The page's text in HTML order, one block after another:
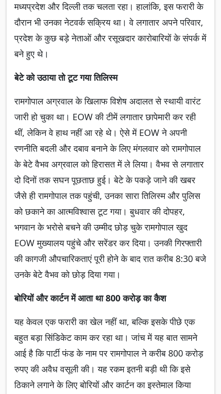
मध्यप्रदेश और दिल्ली तक चलता रहा। हालांकि, इस फरारी के
दौरान भी उनका नेटवर्क सक्रिय था। वे लगातार अपने परिवार,
प्रदेश के कुछ बड़े नेताओं और रसूखदार कारोबारियों के संपर्क में
बने हुए थे।
बेटे को उठाया तो टूट गया तिलिस्म
रामगोपाल अग्रवाल के खिलाफ विशेष अदालत से स्थायी वारंट
जारी हो चुका था। EOW की टीमें लगातार छापेमारी कर रही
थीं, लेकिन वे हाथ नहीं आ रहे थे। ऐसे में EOW ने अपनी
रणनीति बदली और दबाव बनाने के लिए मंगलवार को रामगोपाल
के बेटे वैभव अग्रवाल को हिरासत में ले लिया। वैभव से लगातार
दो दिनों तक सघन पूछताछ हुई। बेटे के पकड़े जाने की खबर
जैसे ही रामगोपाल तक पहुंची, उनका सारा तिलिस्म और पुलिस
को छकाने का आत्मविश्वास टूट गया। बुधवार की दोपहर,
भगवान के भरोसे बचने की उम्मीद छोड़ चुके रामगोपाल खुद
EOW मुख्यालय पहुंचे और सरेंडर कर दिया। उनकी गिरफ्तारी
की कागजी औपचारिकताएं पूरी होने के बाद रात करीब 8:30 बजे
उनके बेटे वैभव को छोड़ दिया गया।
बोरियों और कार्टन में आता था 800 करोड़ का कैश
यह केवल एक फरारी का खेल नहीं था, बल्कि इसके पीछे एक
बहुत बड़ा सिंडिकेट काम कर रहा था। जांच में यह बात सामने
आई है कि पार्टी फंड के नाम पर रामगोपाल ने करीब 800 करोड़
रुपए की अवैध वसूली की। यह रकम इतनी बड़ी थी कि इसे
ठिकाने लगाने के लिए बोरियों और कार्टन का इस्तेमाल किया